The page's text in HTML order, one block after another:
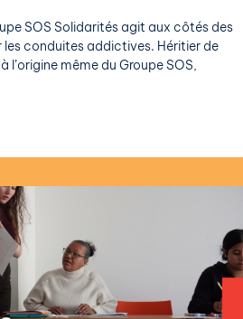
SOS Solidarités agit aux côtés des
conduites addictives. Héritier de
l’origine même du Groupe SOS,